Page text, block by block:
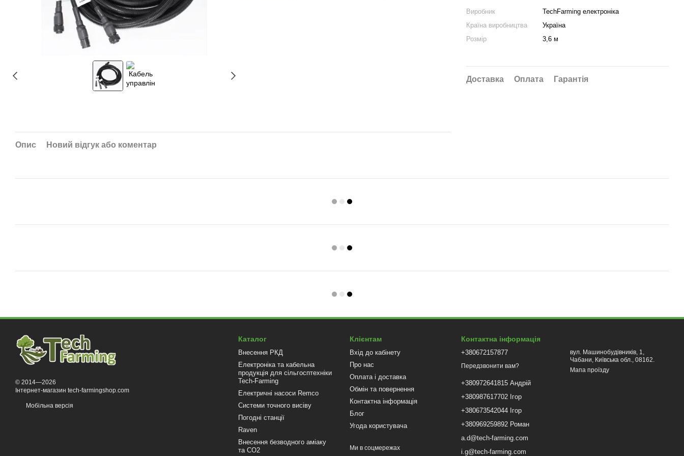
Виробник
TechFarming електроніка
Країна виробництва
Україна
Розмір
3,6 м
Доставка Оплата Гарантія
Опис Новий відгук або коментар
© 2014—2026
Інтернет-магазин tech-farmingshop.com
Мобільна версія
Каталог
Внесення РКД
Електроніка та кабельна
продукція для сільгосптехніки
Tech-Farming
Електричні насоси Remco
Системи точного висіву
Погодні станції
Raven
Внесення безводного аміаку
та CO2
Клієнтам
Вхід до кабінету
Про нас
Оплата і доставка
Обмін та повернення
Контактна інформація
Блог
Угода користувача
Ми в соцмережах
Контактна інформація
+380672157877
Передзвонити вам?
+380972641815 Андрій
+380987617702 Ігор
+380673542044 Ігор
+380969259892 Роман
a.d@tech-farming.com
i.g@tech-farming.com
вул. Машинобудівників, 1,
Чабани, Київська обл., 08162.
Мапа проїзду